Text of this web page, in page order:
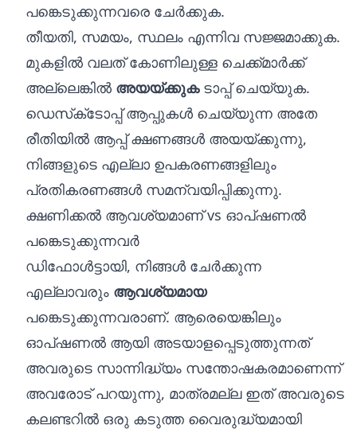
പങ്കെടുക്കുന്നവരെ ചേർക്കുക.
തീയതി, സമയം, സ്ഥലം എന്നിവ സജ്ജമാക്കുക.
മുകളിൽ വലത് കോണിലുള്ള ചെക്ക്മാർക്ക്
അല്ലെങ്കിൽ അയയ്‌ക്കുകടാപ്പ് ചെയ്യുക.
ഡെസ്‌ക്‌ടോപ്പ് ആപ്പുകൾ ചെയ്യുന്ന അതേ
രീതിയിൽ ആപ്പ് ക്ഷണങ്ങൾ അയയ്‌ക്കുന്നു,
നിങ്ങളുടെ എല്ലാ ഉപകരണങ്ങളിലും
പ്രതികരണങ്ങൾ സമന്വയിപ്പിക്കുന്നു.
ക്ഷണിക്കൽ ആവശ്യമാണ് vs ഓപ്ഷണൽ
പങ്കെടുക്കുന്നവർ
ഡിഫോൾട്ടായി, നിങ്ങൾ ചേർക്കുന്ന
എല്ലാവരും ആവശ്യമായ
പങ്കെടുക്കുന്നവരാണ്. ആരെയെങ്കിലും
ഓപ്‌ഷണൽ ആയി അടയാളപ്പെടുത്തുന്നത്
അവരുടെ സാന്നിദ്ധ്യം സന്തോഷകരമാണെന്ന്
അവരോട് പറയുന്നു, മാത്രമല്ല ഇത് അവരുടെ
കലണ്ടറിൽ ഒരു കടുത്ത വൈരുദ്ധ്യമായി